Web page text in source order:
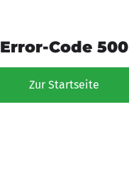
Error-Code 500
Zur Startseite